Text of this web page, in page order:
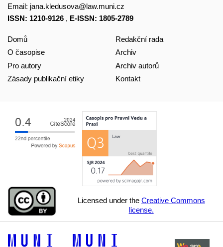
Email: jana.kledusova@law.muni.cz
ISSN: 1210-9126 , E-ISSN: 1805-2789
Domů
O časopise
Pro autory
Zásady publikační etiky
Redakční rada
Archiv
Archiv autorů
Kontakt
Licensed under the Creative Commons
license.